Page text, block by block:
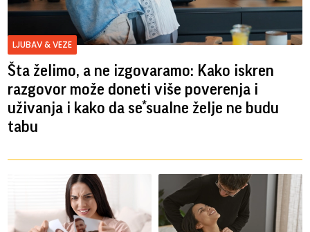
LJUBAV & VEZE
Šta želimo, a ne izgovaramo: Kako iskren
razgovor može doneti više poverenja i
uživanja i kako da se*sualne želje ne budu
tabu